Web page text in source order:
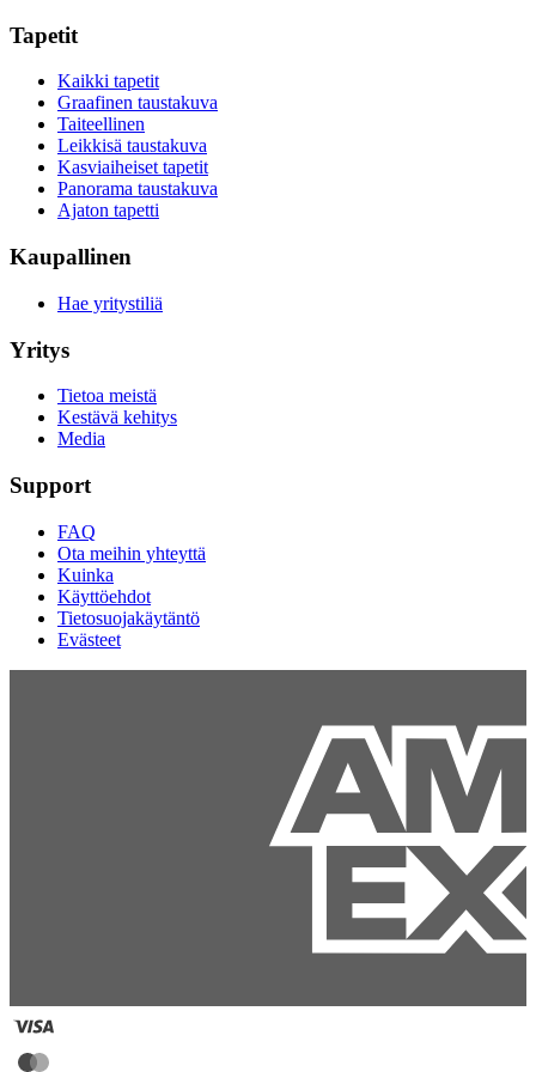
Tapetit
Kaikki tapetit
Graafinen taustakuva
Taiteellinen
Leikkisä taustakuva
Kasviaiheiset tapetit
Panorama taustakuva
Ajaton tapetti
Kaupallinen
Hae yritystiliä
Yritys
Tietoa meistä
Kestävä kehitys
Media
Support
FAQ
Ota meihin yhteyttä
Kuinka
Käyttöehdot
Tietosuojakäytäntö
Evästeet